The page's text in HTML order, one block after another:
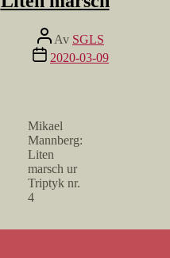
Inläggsförfattare
Av SGLS
Inläggsdatum
2020-03-09
Mikael
Mannberg:
Liten
marsch ur
Triptyk nr.
4